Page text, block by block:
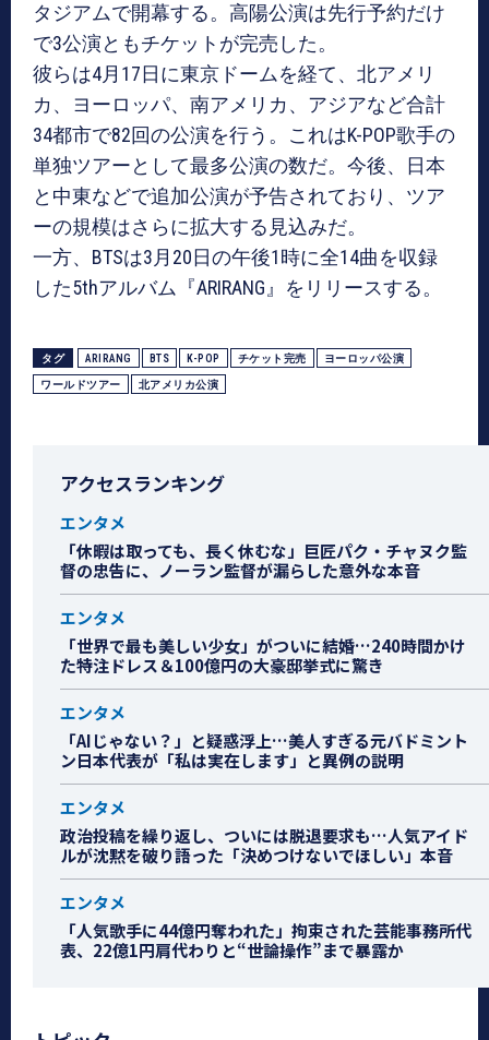
タジアムで開幕する。高陽公演は先行予約だけ
で3公演ともチケットが完売した。
彼らは4月17日に東京ドームを経て、北アメリ
カ、ヨーロッパ、南アメリカ、アジアなど合計
34都市で82回の公演を行う。これはK-POP歌手の
単独ツアーとして最多公演の数だ。今後、日本
と中東などで追加公演が予告されており、ツア
ーの規模はさらに拡大する見込みだ。
一方、BTSは3月20日の午後1時に全14曲を収録
した5thアルバム『ARIRANG』をリリースする。
タグ ARIRANG BTS K-POP チケット完売 ヨーロッパ公演
ワールドツアー 北アメリカ公演
アクセスランキング
エンタメ
「休暇は取っても、長く休むな」巨匠パク・チャヌク監
督の忠告に、ノーラン監督が漏らした意外な本音
エンタメ
「世界で最も美しい少女」がついに結婚…240時間かけ
た特注ドレス＆100億円の大豪邸挙式に驚き
エンタメ
「AIじゃない？」と疑惑浮上…美人すぎる元バドミント
ン日本代表が「私は実在します」と異例の説明
エンタメ
政治投稿を繰り返し、ついには脱退要求も…人気アイド
ルが沈黙を破り語った「決めつけないでほしい」本音
エンタメ
「人気歌手に44億円奪われた」拘束された芸能事務所代
表、22億1円肩代わりと“世論操作”まで暴露か